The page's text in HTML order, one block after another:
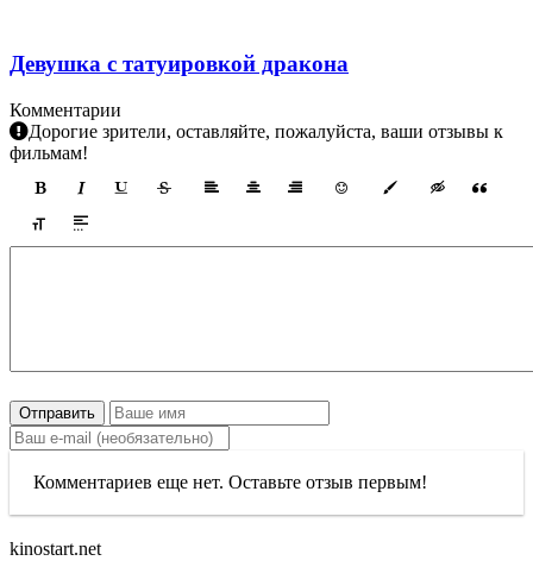
Девушка с татуировкой дракона
Комментарии
Дорогие зрители, оставляйте, пожалуйста, ваши отзывы к
фильмам!
Отправить
Комментариев еще нет. Оставьте отзыв первым!
kinostart.net